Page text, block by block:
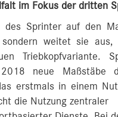
im Fokus der dritten
Sprinter auf den
weitet sie aus,
Triebkopfvariante.
neue Maßstäbe
erstmals in einem
die Nutzung zentraler